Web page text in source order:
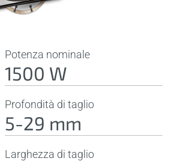
Potenza nominale
1500 W
Profondità di taglio
5-29 mm
Larghezza di taglio